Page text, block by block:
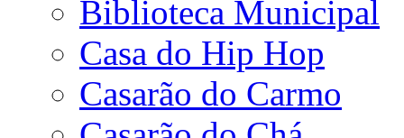
Biblioteca Municipal
Casa do Hip Hop
Casarão do Carmo